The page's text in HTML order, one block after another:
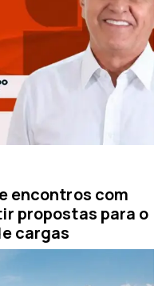
encontros com
propostas para o
cargas